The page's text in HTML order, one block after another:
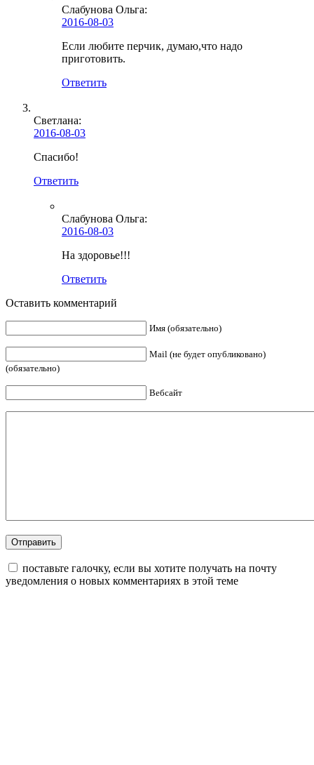
Слабунова Ольга:
2016-08-03
Если любите перчик, думаю,что надо
приготовить.
Ответить
Светлана:
2016-08-03
Спасибо!
Ответить
Слабунова Ольга:
2016-08-03
На здоровье!!!
Ответить
Оставить комментарий
Имя (обязательно)
Mail (не будет опубликовано)
(обязательно)
Вебсайт
поставьте галочку, если вы хотите получать на почту
уведомления о новых комментариях в этой теме